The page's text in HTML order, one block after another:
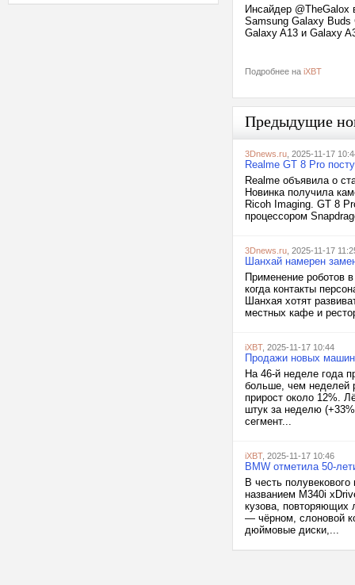
Инсайдер @TheGalox
Samsung Galaxy
Galaxy A13 и Galaxy
Подробнее на iXBT
Предыдущие
3Dnews.ru , 2025-11-17
Realme GT 8 Pro
Realme объявила о
Новинка получила
Ricoh Imaging. GT 8
процессором
3Dnews.ru , 2025-11-17
Шанхай намерен
Применение роботов
когда контакты
Шанхая хотят
местных кафе и
iXBT, 2025-11-17 10:44
Продажи новых
На 46-й неделе года
больше, чем неделей
прирост около 12%.
штук за неделю
сегмент...
iXBT, 2025-11-17 10:46
BMW отметила 50-
В честь
названием M340i
кузова, повторяющих
— чёрном, слоновой
дюймовые диски,...